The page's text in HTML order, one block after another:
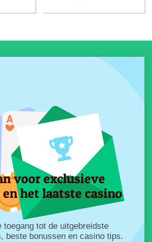
voor exclusieve
het laatste casino
toegang tot de uitgebreidste
beste bonussen en casino tips.